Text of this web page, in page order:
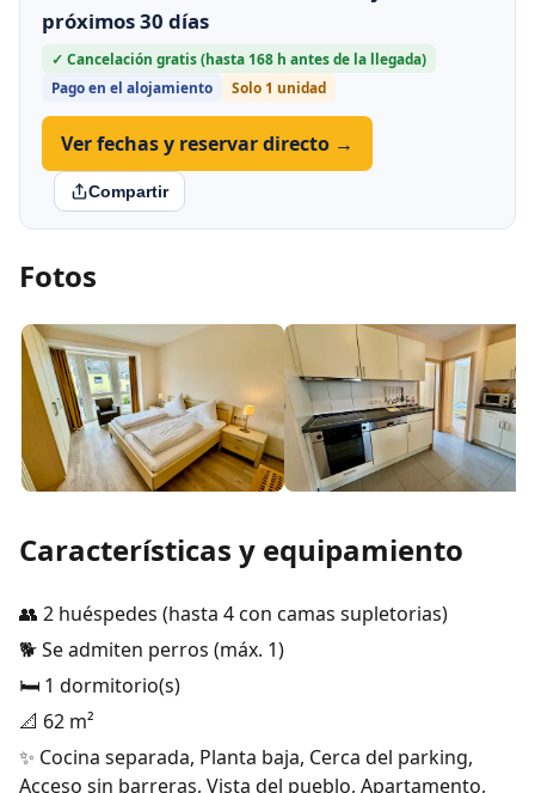
próximos 30 días
✓ Cancelación gratis (hasta 168 h antes de la llegada)
Pago en el alojamiento
Solo 1 unidad
Ver fechas y reservar directo →
Compartir
Fotos
Características y equipamiento
👥 2 huéspedes (hasta 4 con camas supletorias)
🐕 Se admiten perros (máx. 1)
🛏️ 1 dormitorio(s)
📐 62 m²
✨ Cocina separada, Planta baja, Cerca del parking,
Acceso sin barreras, Vista del pueblo, Apartamento,